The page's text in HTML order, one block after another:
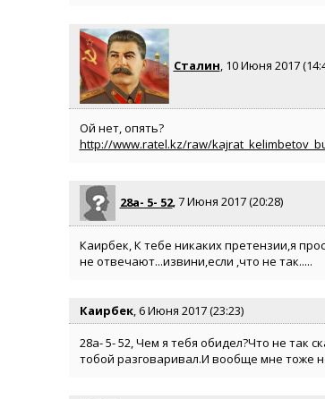
Сталин , 10 Июня 2017
Ой нет, опять?
http://www.ratel.kz/raw/
28а- 5- 52, 7 Июня 2017 (20:28)
Каирбек, К тебе никаких претензии,я
не отвечают...извини,если ,что не так.....
Каирбек, 6 Июня 2017 (23:23)
28а- 5- 52, Чем я тебя обидел?Что не так
тобой разговаривал.И вообще мне тоже